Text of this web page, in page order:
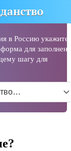
в Россию укажите
для
шагу для